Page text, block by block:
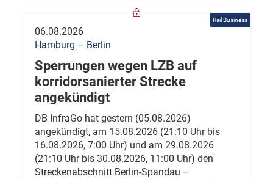
Rail Business
06.08.2026
Hamburg – Berlin
Sperrungen wegen LZB auf
korridorsanierter Strecke
angekündigt
DB InfraGo hat gestern (05.08.2026)
angekündigt, am 15.08.2026 (21:10 Uhr bis
16.08.2026, 7:00 Uhr) und am 29.08.2026
(21:10 Uhr bis 30.08.2026, 11:00 Uhr) den
Streckenabschnitt Berlin-Spandau –